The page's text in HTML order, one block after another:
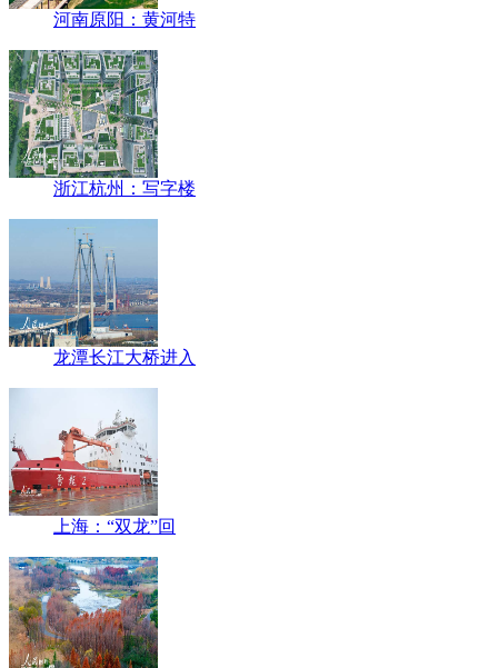
河南原阳：黄河特
浙江杭州：写字楼
龙潭长江大桥进入
上海：“双龙”回